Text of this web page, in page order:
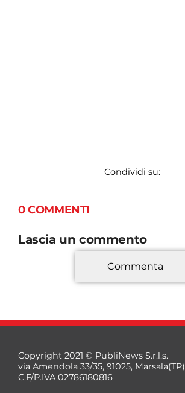
Condividi su:
0 COMMENTI
Lascia un commento
*
Commenta
Copyright 2021 © PubliNews S.r.l.s.
via Amendola 33/35, 91025, Marsala(TP)
C.F/P.IVA 02786180816